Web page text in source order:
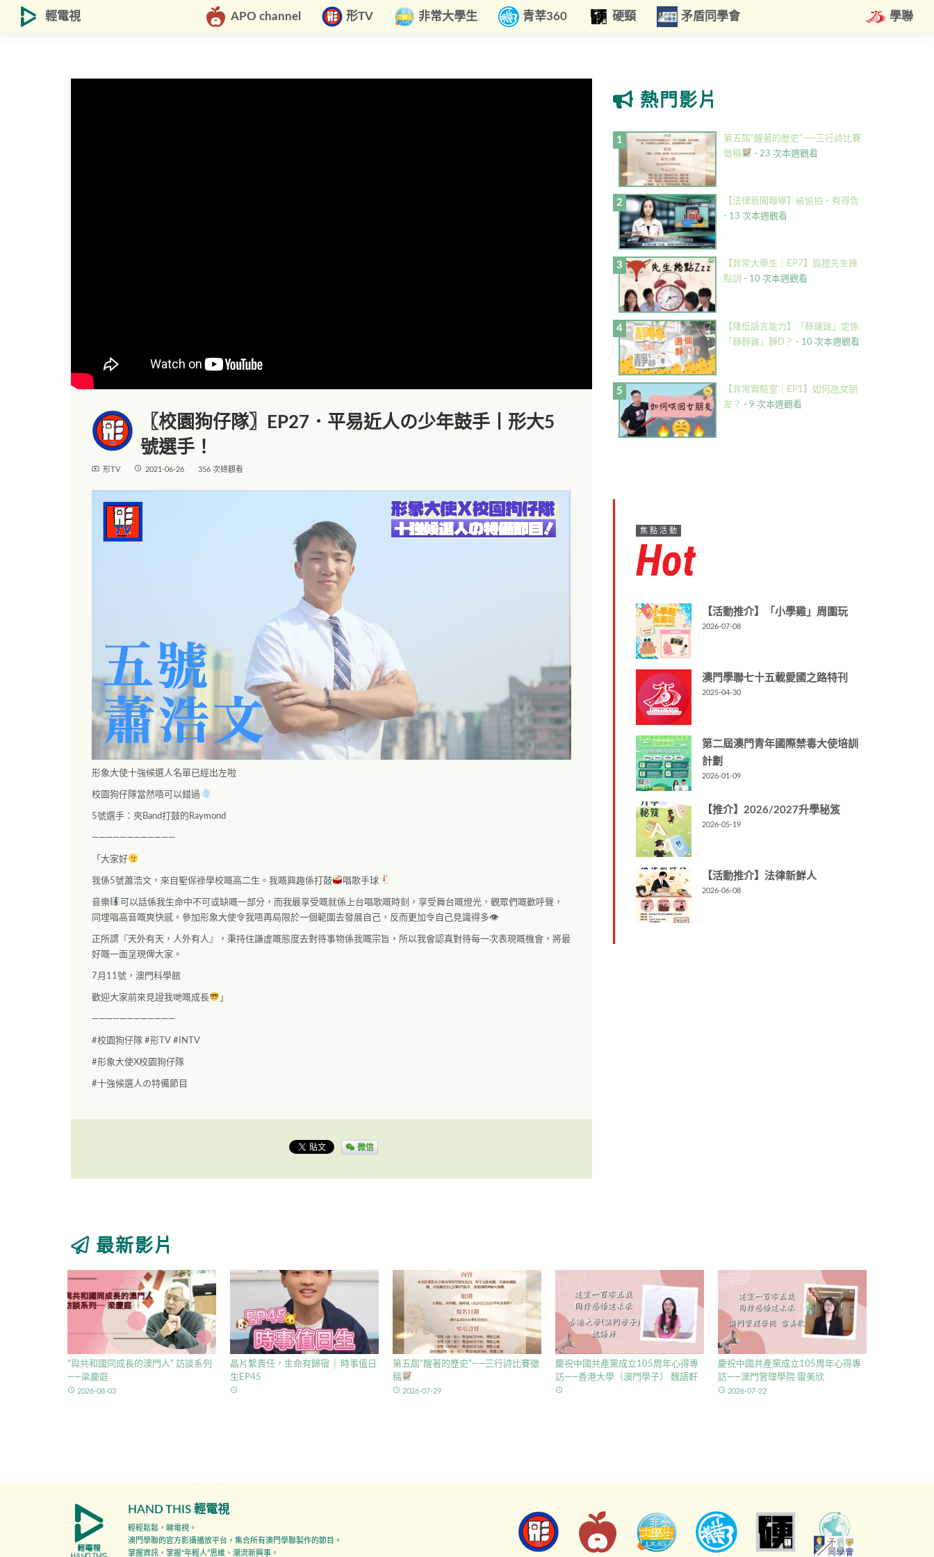
輕電視 APO channel 形TV 非常大學生 青莘360 硬頸 矛盾同學會 學聯
〖校園狗仔隊〗EP27．平易近人の少年鼓手丨形大5
號選手！
live_tv 形TV access_time 2021-06-26 356 次總觀看
形象大使十強候選人名單已經出左啦
校園狗仔隊當然唔可以錯過
5號選手：夾 Band打鼓的 Raymond
————————————
「大家好
我係5號蕭浩文，來自聖保祿學校嘅高二生。我嘅興趣係打鼓 唱歌手球
音樂
可以話係我生命中不可或缺嘅一部分，而我最享受嘅就係上台唱歌嘅時刻，享受舞台嘅燈光，觀眾們嘅歡呼聲，
同埋唱高音嘅爽快感。參加形象大使令我唔再局限於一個範圍去發展自己，反而更加令自己見識得多👁
正所謂『天外有天，人外有人』，秉持住謙虛嘅態度去對待事物係我嘅宗旨，所以我會認真對待每一次表現嘅機會，將最
好嘅一面呈現俾大家。
7月 11號，澳門科學館
歡迎大家前來見證我哋嘅成長 」
————————————
#校園狗仔隊 #形 TV #INTV
#形象大使X校園狗仔隊
#十強候選人の特備節目
微信
熱門影片
第五屆”醒著的歷史”——三行詩比賽
徵稿
- 23 次本週觀看
【法律新聞報導】被偷拍・有得告
- 13 次本週觀看
【非常大學生｜EP7】狐狸先生幾
點訓 - 10 次本週觀看
【降低語言能力】「靜雞雞」定係
「靜靜雞」靜D？ - 10 次本週觀看
【非常實驗室｜EP1】如何氹女朋
友？ - 9 次本週觀看
焦點活動
Hot
【活動推介】「小學雞」周圍玩
2026-07-08
澳門學聯七十五載愛國之路特刊
2025-04-30
第二屆澳門青年國際禁毒大使培訓
計劃
2026-01-09
【推介】2026/2027升學秘笈
2026-05-19
【活動推介】法律新鮮人
2026-06-08
最新影片
“與共和國同成長的澳門人” 訪談系列
——梁慶庭
access_time 2026-08-03
晶片繫責任，生命有歸宿 │ 時事值日
生EP45
access_time
第五屆”醒著的歷史”——三行詩比賽徵
稿
access_time 2026-07-29
慶祝中國共產黨成立105周年心得專
訪——香港大學（澳門學子） 魏語軒
access_time
慶祝中國共產黨成立105周年心得專
訪——澳門管理學院 雷美欣
access_time 2026-07-22
HAND THIS 輕電視
輕輕鬆鬆，睇電視。
澳門學聯的官方影攝播放平台，集合所有澳門學聯製作的節目。
掌握資訊，掌握"年輕人”思維、潮流新興事。